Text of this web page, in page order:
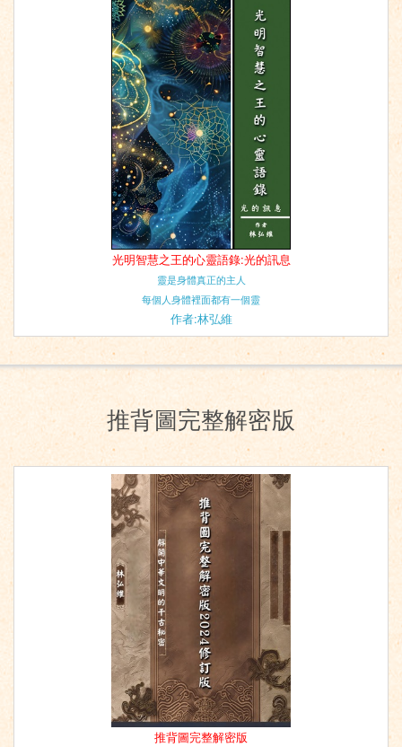
光明智慧之王的心靈語錄:光的訊息
靈是身體真正的主人
每個人身體裡面都有一個靈
作者:林弘維
推背圖完整解密版
推背圖完整解密版